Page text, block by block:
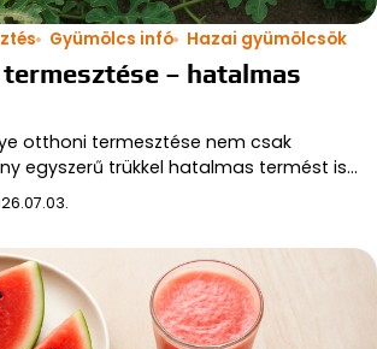
Gyümölcs infó Hazai gyümölcsök
– hatalmas
otthoni termesztése nem csak
egyszerű trükkel hatalmas termést is…